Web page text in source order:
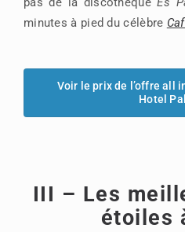
minutes à pied du célèbre
Voir le prix de l’offre all
Hotel
III – Les
étoiles